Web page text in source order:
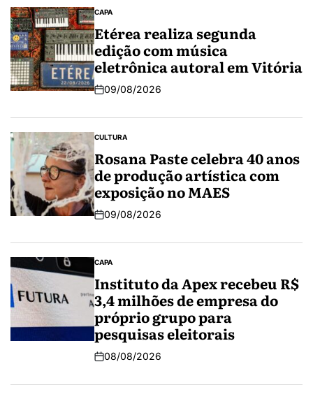
CAPA
Etérea realiza segunda
edição com música
eletrônica autoral em Vitória
09/08/2026
CULTURA
Rosana Paste celebra 40 anos
de produção artística com
exposição no MAES
09/08/2026
CAPA
Instituto da Apex recebeu R$
3,4 milhões de empresa do
próprio grupo para
pesquisas eleitorais
08/08/2026